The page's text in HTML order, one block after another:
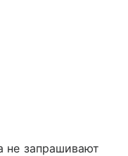
не запрашивают